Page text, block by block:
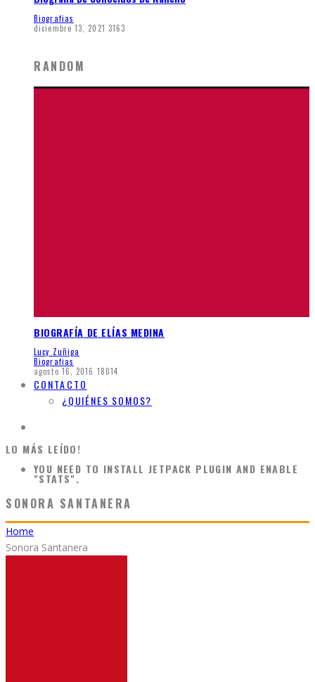
Biografias
diciembre 13, 2021 3163
RANDOM
BIOGRAFÍA DE ELÍAS MEDINA
Lucy Zuñiga
Biografias
agosto 16, 2016 18014
CONTACTO
¿QUIÉNES SOMOS?
LO MÁS LEÍDO!
YOU NEED TO INSTALL JETPACK PLUGIN AND ENABLE
"STATS".
SONORA SANTANERA
Home
Sonora Santanera